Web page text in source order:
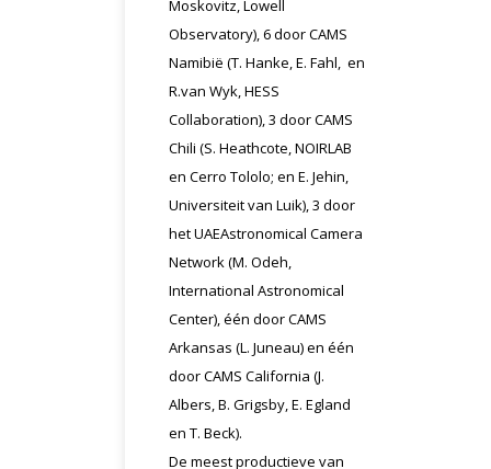
Moskovitz, Lowell
Observatory), 6 door CAMS
Namibië (T. Hanke, E. Fahl, en
R.van Wyk, HESS
Collaboration), 3 door CAMS
Chili (S. Heathcote, NOIRLAB
en Cerro Tololo; en E. Jehin,
Universiteit van Luik), 3 door
het UAEAstronomical Camera
Network (M. Odeh,
International Astronomical
Center), één door CAMS
Arkansas (L. Juneau) en één
door CAMS California (J.
Albers, B. Grigsby, E. Egland
en T. Beck).
De meest productieve van